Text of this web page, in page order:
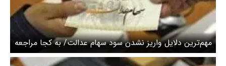
مهم‌ترین دلایل واریز نشدن سود سهام عدالت/ به کجا مراجعه
کنیم؟